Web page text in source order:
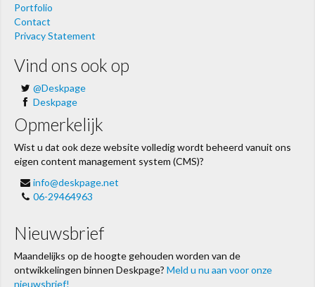
Portfolio
Contact
Privacy Statement
Vind ons ook op
@Deskpage
Deskpage
Opmerkelijk
Wist u dat ook deze website volledig wordt beheerd vanuit ons
eigen content management system (CMS)?
info@deskpage.net
06-29464963
Nieuwsbrief
Maandelijks op de hoogte gehouden worden van de
ontwikkelingen binnen Deskpage? Meld u nu aan voor onze
nieuwsbrief!